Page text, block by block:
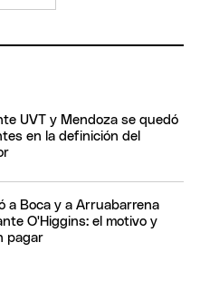
UVT y Mendoza se quedó
en la definición del
a Boca y a Arruabarrena
O'Higgins: el motivo y
pagar